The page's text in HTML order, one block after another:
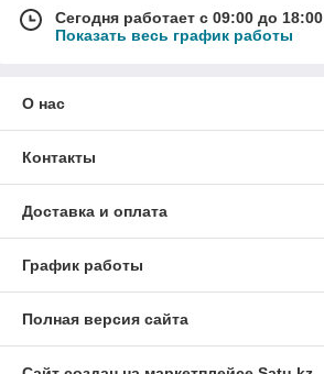
Сегодня работает с 09:00 до 18:00
Показать весь график работы
О нас
Контакты
Доставка и оплата
График работы
Полная версия сайта